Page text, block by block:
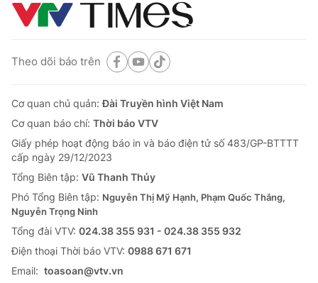
Theo dõi báo trên
Cơ quan chủ quản:Đài Truyền hình Việt Nam
Cơ quan báo chí: Thời báo VTV
Giấy phép hoạt động báo in và báo điện tử số 483/GP-BTTTT
cấp ngày 29/12/2023
Tổng Biên tập: Vũ Thanh Thủy
Phó Tổng Biên tập: Nguyễn Thị Mỹ Hạnh, Phạm Quốc Thắng,
Nguyễn Trọng Ninh
Tổng đài VTV: 024.38 355 931 - 024.38 355 932
Ðiện thoại Thời báo VTV: 0988 671 671
Email: toasoan@vtv.vn